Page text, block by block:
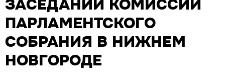
ЗАСЕДАНИИ КОМИССИИ
ПАРЛАМЕНТСКОГО
СОБРАНИЯ В НИЖНЕМ
НОВГОРОДЕ